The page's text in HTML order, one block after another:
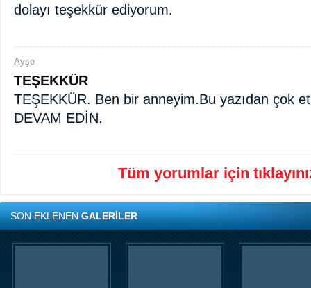
dolayı teşekkür ediyorum.
Ayşe
TEŞEKKÜR
TEŞEKKÜR. Ben bir anneyim.Bu yazıdan çok
DEVAM EDİN.
Tüm yorumlar için
SON EKLENENGALERİLER